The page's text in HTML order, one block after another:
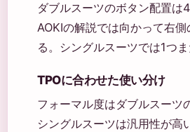
ダブルスーツのボタン配置は
AOKIの解説では向かって右
る。シングルスーツでは1つ
TPOに合わせた使い分け
フォーマル度はダブルスーツ
シングルスーツは汎用性が